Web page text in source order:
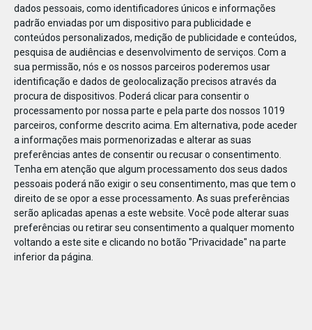
dados pessoais, como identificadores únicos e informações
padrão enviadas por um dispositivo para publicidade e
conteúdos personalizados, medição de publicidade e conteúdos,
pesquisa de audiências e desenvolvimento de serviços. Com a
sua permissão, nós e os nossos parceiros poderemos usar
identificação e dados de geolocalização precisos através da
procura de dispositivos. Poderá clicar para consentir o
processamento por nossa parte e pela parte dos nossos 1019
parceiros, conforme descrito acima. Em alternativa, pode aceder
a informações mais pormenorizadas e alterar as suas
preferências antes de consentir ou recusar o consentimento.
Tenha em atenção que algum processamento dos seus dados
pessoais poderá não exigir o seu consentimento, mas que tem o
direito de se opor a esse processamento. As suas preferências
serão aplicadas apenas a este website. Você pode alterar suas
preferências ou retirar seu consentimento a qualquer momento
voltando a este site e clicando no botão "Privacidade" na parte
inferior da página.
43671152809352